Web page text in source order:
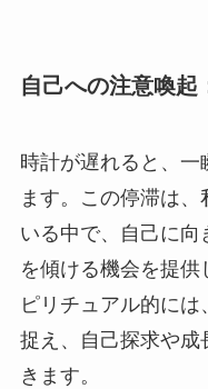
自己への注意喚起
時計が遅れると、一
ます。この停滞は
いる中で、自己に
を傾ける機会を提
ピリチュアル的に
捉え、自己探求や
きます。